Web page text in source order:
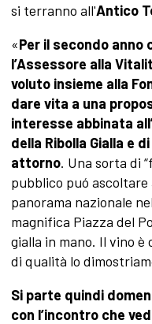
si terranno all'Antico
«Per il secondo anno
l’Assessore alla
voluto insieme alla
dare vita a una
interesse abbinata
della Ribolla Gialla e
attorno. Una sorta di
pubblico puó
panorama nazionale
magnifica Piazza del
gialla in mano. Il vino
di qualità lo
Si parte quindi
con l’incontro che